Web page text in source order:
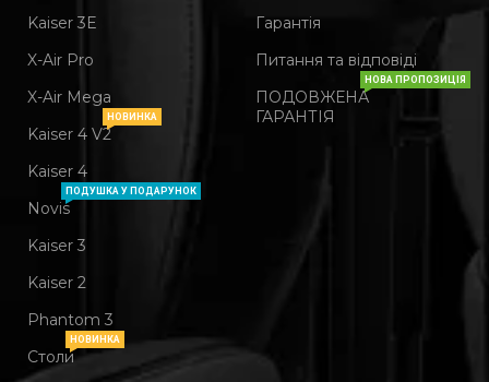
Kaiser 3Е
X-Air Pro
X-Air Mega
Kaiser 4 V2
НОВИНКА
Kaiser 4
Novis
ПОДУШКА У ПОДАРУНОК
Kaiser 3
Kaiser 2
Phantom 3
Столи
НОВИНКА
Гарантія
Питання та відповіді
ПОДОВЖЕНА
ГАРАНТІЯ
НОВА ПРОПОЗИЦІЯ